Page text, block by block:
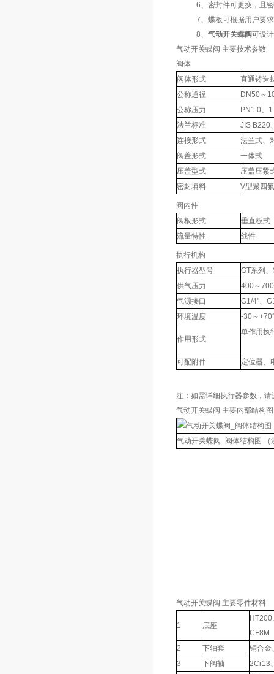
6、密封件可更换，且密
7、蝶板可根据用户要求
8、 气动开关蝶阀可设
气动开关蝶阀 主要技术参数
阀体
阀体形式
直通铸造
公称通径
DN50～
公称压力
PN1.0、
法兰标准
JIS B220
连接形式
法兰式、
阀盖形式
一体式
压盖型式
压盖压紧
密封填料
V型聚四
阀内件
阀板形式
垂直板式
流量特性
线性
执行机构
执行器型号
GT系列
供气压力
400～
气源接口
G1/4"、
环境温度
-30～
作用形式
单作用执
可配附件
定位器、
注：如需详细执行器参数，
气动开关蝶阀 主要内部结构图
气动开关蝶阀_阀体结构图 （
气动开关蝶阀 主要零件材料
1 底座
CF8M
2
下轴套
铜合金
3
下阀轴 2Cr13